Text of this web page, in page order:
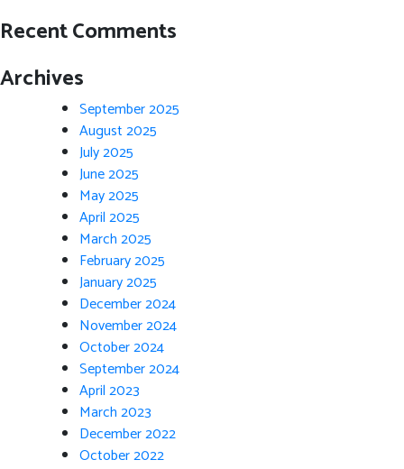
Recent Comments
Archives
September 2025
August 2025
July 2025
June 2025
May 2025
April 2025
March 2025
February 2025
January 2025
December 2024
November 2024
October 2024
September 2024
April 2023
March 2023
December 2022
October 2022